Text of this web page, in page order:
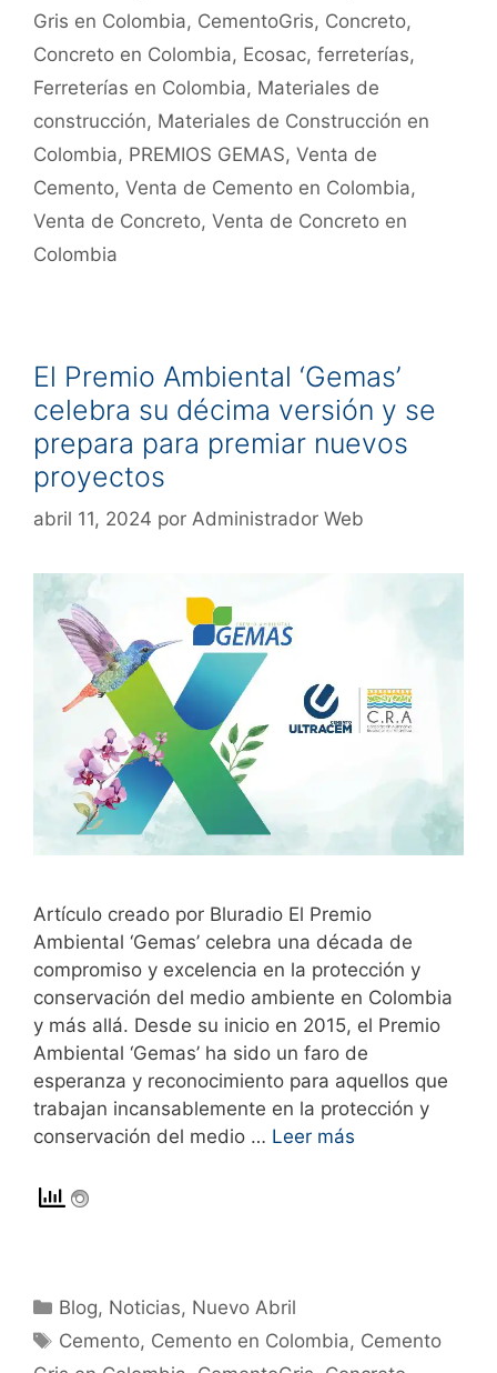
Gris en Colombia, CementoGris, Concreto,
Concreto en Colombia, Ecosac, ferreterías,
Ferreterías en Colombia, Materiales de
construcción, Materiales de Construcción en
Colombia, PREMIOS GEMAS, Venta de
Cemento, Venta de Cemento en Colombia,
Venta de Concreto, Venta de Concreto en
Colombia
El Premio Ambiental ‘Gemas’
celebra su décima versión y se
prepara para premiar nuevos
proyectos
abril 11, 2024 por Administrador Web
Artículo creado por Bluradio El Premio
Ambiental ‘Gemas’ celebra una década de
compromiso y excelencia en la protección y
conservación del medio ambiente en Colombia
y más allá. Desde su inicio en 2015, el Premio
Ambiental ‘Gemas’ ha sido un faro de
esperanza y reconocimiento para aquellos que
trabajan incansablemente en la protección y
conservación del medio … Leer más
Blog, Noticias, Nuevo Abril
Cemento, Cemento en Colombia, Cemento